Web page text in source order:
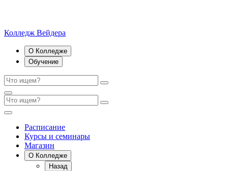
Колледж Вейдера
О Колледже
Обучение
Расписание
Курсы и семинары
Магазин
О Колледже
Назад